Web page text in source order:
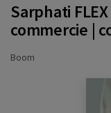
Sarphati
commercie |
Boom